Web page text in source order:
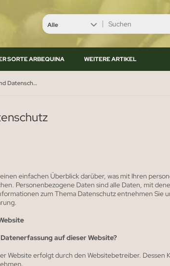
Alle
SORTE ARBEQUINA WEITERE ARTIKEL
Privatsphäre und Datenschutz
einfachen Überblick darüber, was mit Ihren
Personenbezogene Daten sind alle Daten, mit
zum Thema Datenschutz entnehmen Sie
auf dieser Website?
Website erfolgt durch den Websitebetreiber. Dessen